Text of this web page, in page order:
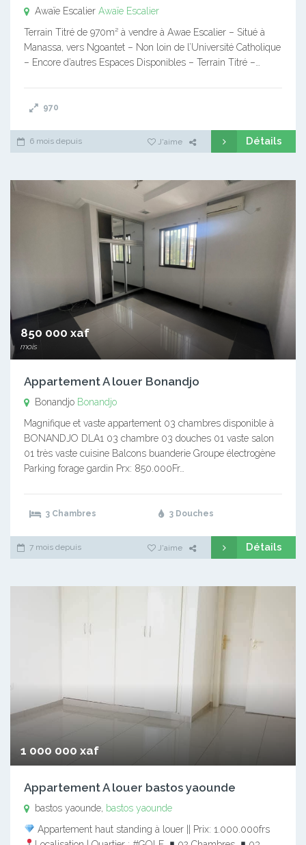
Awaïe Escalier Awaïe Escalier
Terrain Titré de 970m² à vendre à Awae Escalier – Situé à
Manassa, vers Ngoantet – Non loin de l’Université Catholique
– Encore d’autres Espaces Disponibles – Terrain Titré –…
970
6 mois depuis J'aime Détails
850 000 xaf
mois
Appartement A louer Bonandjo
Bonandjo Bonandjo
Magnifique et vaste appartement 03 chambres disponible à
BONANDJO DLA1 03 chambre 03 douches 01 vaste salon
01 très vaste cuisine Balcons buanderie Groupe électrogène
Parking forage gardin Prx: 850.000Fr…
3 Chambres 3 Douches
7 mois depuis J'aime Détails
1 000 000 xaf
Appartement A louer bastos yaounde
bastos yaounde, bastos yaounde
Appartement haut standing à louer || Prix: 1.000.000frs